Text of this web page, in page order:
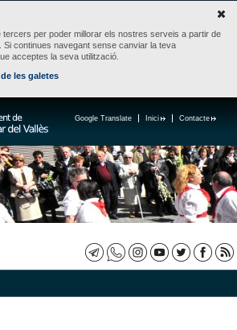
tercers per poder millorar els nostres serveis a partir de
Si continues navegant sense canviar la teva
acceptes la seva utilització.
les galetes
Contacte
Inici
Google Translate